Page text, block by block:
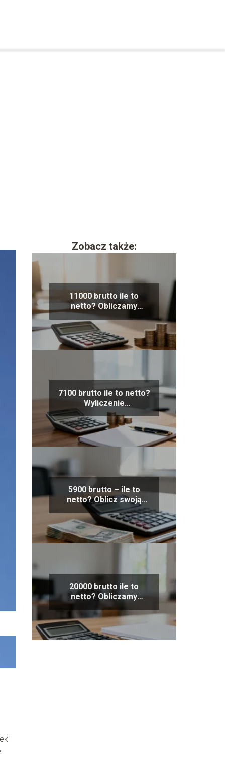
Zobacz także:
11000 brutto ile to
netto? Obliczamy
wynagrodzenie na rękę
7100 brutto ile to netto?
Wyliczenie
wynagrodzenia
5900 brutto – ile to
netto? Oblicz swoją
wypłatę na rękę
20000 brutto ile to
netto? Obliczamy
wynagrodzenie na rękę